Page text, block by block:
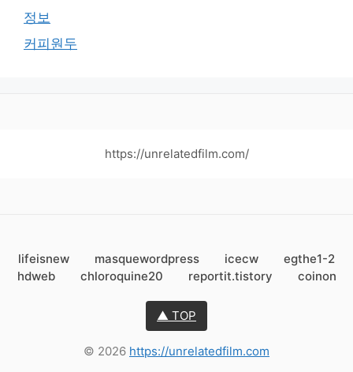
정보
커피원두
https://unrelatedfilm.com/
lifeisnew masquewordpress icecw
egthe1-2
hdweb
chloroquine20 reportit.tistory coinon
▲ TOP
© 2026 https://unrelatedfilm.com